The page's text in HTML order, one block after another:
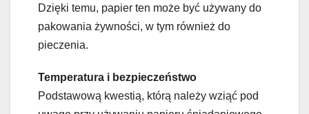
Dzięki temu, papier ten może być używany do
pakowania żywności, w tym również do
pieczenia.
Temperatura i bezpieczeństwo
Podstawową kwestią, którą należy wziąć pod